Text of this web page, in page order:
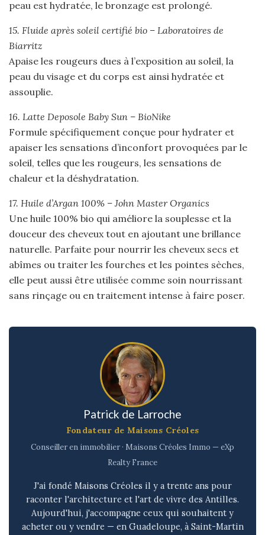
peau est hydratée, le bronzage est prolongé.
15. Fluide après soleil certifié bio – Laboratoires de
Biarritz
Apaise les rougeurs dues à l’exposition au soleil, la
peau du visage et du corps est ainsi hydratée et
assouplie.
16. Latte Deposole Baby Sun – BioNike
Formule spécifiquement conçue pour hydrater et
apaiser les sensations d’inconfort provoquées par le
soleil, telles que les rougeurs, les sensations de
chaleur et la déshydratation.
17. Huile d’Argan 100% – John Master Organics
Une huile 100% bio qui améliore la souplesse et la
douceur des cheveux tout en ajoutant une brillance
naturelle. Parfaite pour nourrir les cheveux secs et
abîmes ou traiter les fourches et les pointes sèches,
elle peut aussi être utilisée comme soin nourrissant
sans rinçage ou en traitement intense à faire poser.
Patrick de Larroche
Fondateur de Maisons Créoles
Conseiller en immobilier · Maisons Créoles Immo — eXp
Realty France
J'ai fondé Maisons Créoles il y a trente ans pour
raconter l'architecture et l'art de vivre des Antilles.
Aujourd'hui, j'accompagne ceux qui souhaitent y
acheter ou y vendre — en Guadeloupe, à Saint-Martin